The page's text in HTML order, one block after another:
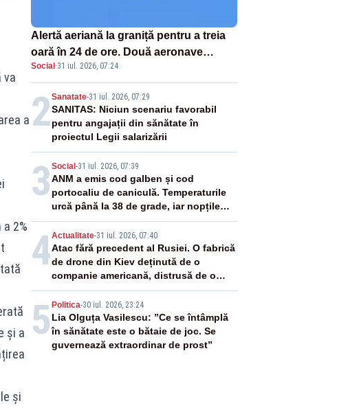
va
a
2%
și a
și
Alertă aeriană la graniță pentru a treia
oară în 24 de ore. Două aeronave
Eurofighter britanice au fost ridicate de
la sol
Social ·31 iul. 2026, 07:24
2Sanatate-31 iul. 2026, 07:29
SANITAS: Niciun scenariu favorabil
pentru angajații din sănătate în
proiectul Legii salarizării
3 Social -31 iul. 2026, 07:39
ANM a emis cod galben și cod
portocaliu de caniculă. Temperaturile
urcă până la 38 de grade, iar nopțile
devin tropicale
4Actualitate-31 iul. 2026, 07:40
Atac fără precedent al Rusiei. O fabrică
de drone din Kiev deținută de o
companie americană, distrusă de o
rachetă rusească
5 Politica-30 iul. 2026, 23:24
Lia Olguța Vasilescu: ”Ce se întâmplă
în sănătate este o bătaie de joc. Se
guvernează extraordinar de prost”